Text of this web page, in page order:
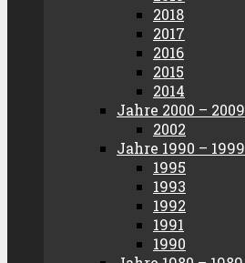
2018
2017
2016
2015
2014
Jahre 2000 – 2009
2002
Jahre 1990 – 1999
1995
1993
1992
1991
1990